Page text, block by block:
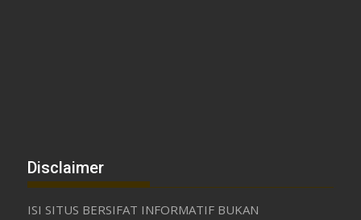
Disclaimer
ISI SITUS BERSIFAT INFORMATIF BUKAN